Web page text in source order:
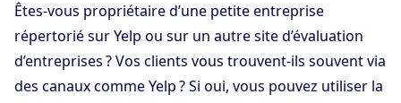
Êtes-vous propriétaire d’une petite entreprise
répertorié sur Yelp ou sur un autre site d’évaluation
d’entreprises ? Vos clients vous trouvent-ils souvent via
des canaux comme Yelp ? Si oui, vous pouvez utiliser la